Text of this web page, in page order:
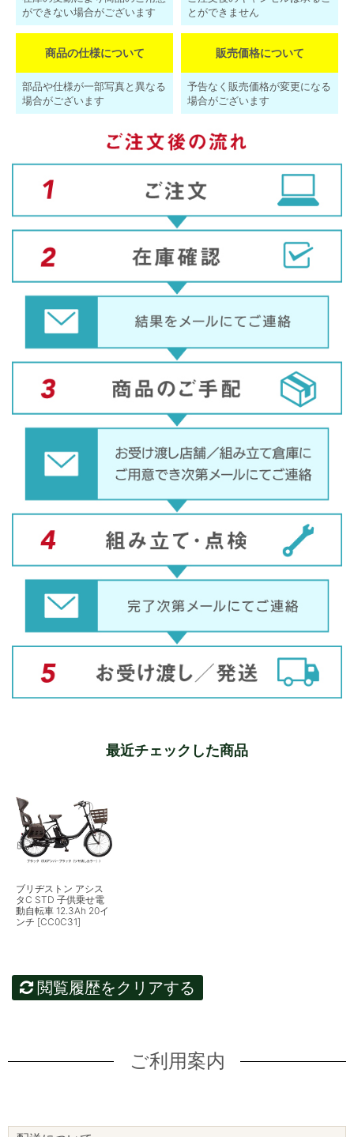
ができない場合がございます
とができません
商品の仕様について
部品や仕様が一部写真と異なる
場合がございます
販売価格について
予告なく販売価格が変更になる
場合がございます
最近チェックした商品
ブリヂストン アシス
タC STD 子供乗せ電
動自転車 12.3Ah 20イ
ンチ [CC0C31]
閲覧履歴をクリアする
ご利用案内